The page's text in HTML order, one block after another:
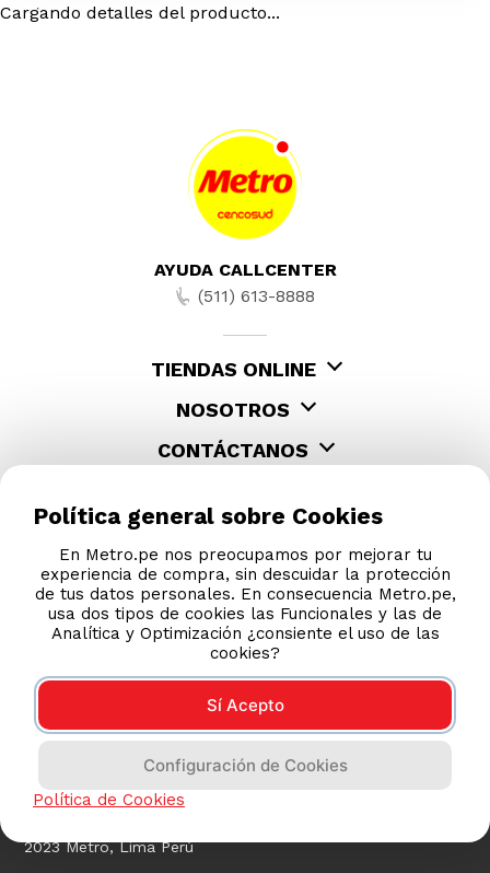
Cargando detalles del producto...
AYUDA CALLCENTER
(511) 613-8888
TIENDAS ONLINE
NOSOTROS
CONTÁCTANOS
COMPRAS 100% SEGURAS
Esta tienda usa Niubiz para realizar transacciones
electrónicas.
2023 Metro, Lima Perú
Política general sobre Cookies
En Metro.pe nos preocupamos por mejorar tu
experiencia de compra, sin descuidar la protección
de tus datos personales. En consecuencia Metro.pe,
usa dos tipos de cookies las Funcionales y las de
Analítica y Optimización ¿consiente el uso de las
cookies?
Sí Acepto
Configuración de Cookies
Política de Cookies